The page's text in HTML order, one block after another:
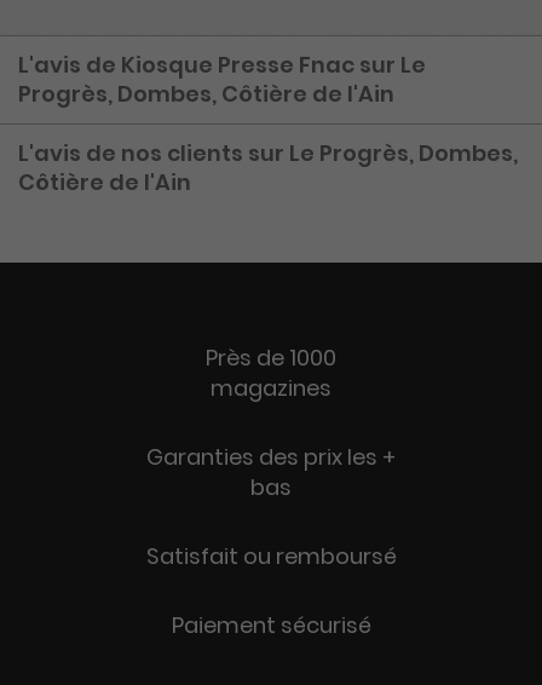
L'avis de Kiosque Presse Fnac sur Le
Progrès, Dombes, Côtière de l'Ain
L'avis de nos clients sur Le Progrès, Dombes,
Côtière de l'Ain
Près de 1000
magazines
Garanties des prix les +
bas
Satisfait ou remboursé
Paiement sécurisé